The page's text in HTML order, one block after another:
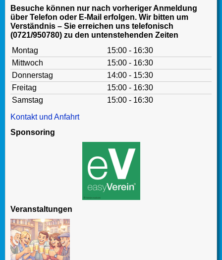
Besuche können nur nach vorheriger Anmeldung
über Telefon oder E-Mail erfolgen. Wir bitten um
Verständnis – Sie erreichen uns telefonisch
(0721/950780) zu den untenstehenden Zeiten
Montag
15:00 - 16:30
Mittwoch
15:00 - 16:30
Donnerstag
14:00 - 15:30
Freitag
15:00 - 16:30
Samstag
15:00 - 16:30
Kontakt und Anfahrt
Sponsoring
Veranstaltungen